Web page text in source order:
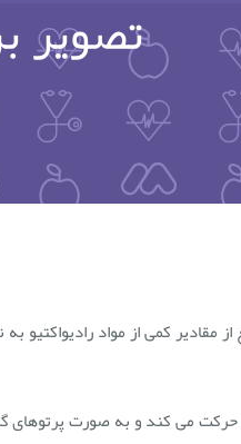
تصویر
مقادیر کمی از مواد رادیواکتیو
حرکت می کند و به صورت